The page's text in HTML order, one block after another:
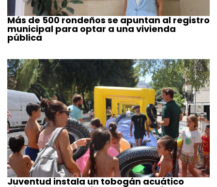
Más de 500 rondeños se apuntan al registro
municipal para optar a una vivienda
pública
Juventud instala un tobogán acuático